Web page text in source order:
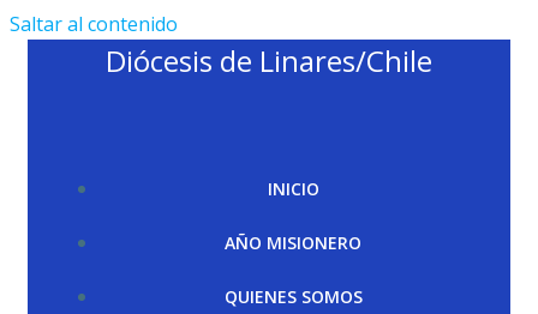
Saltar al contenido
Diócesis de Linares/Chile
INICIO
AÑO MISIONERO
QUIENES SOMOS